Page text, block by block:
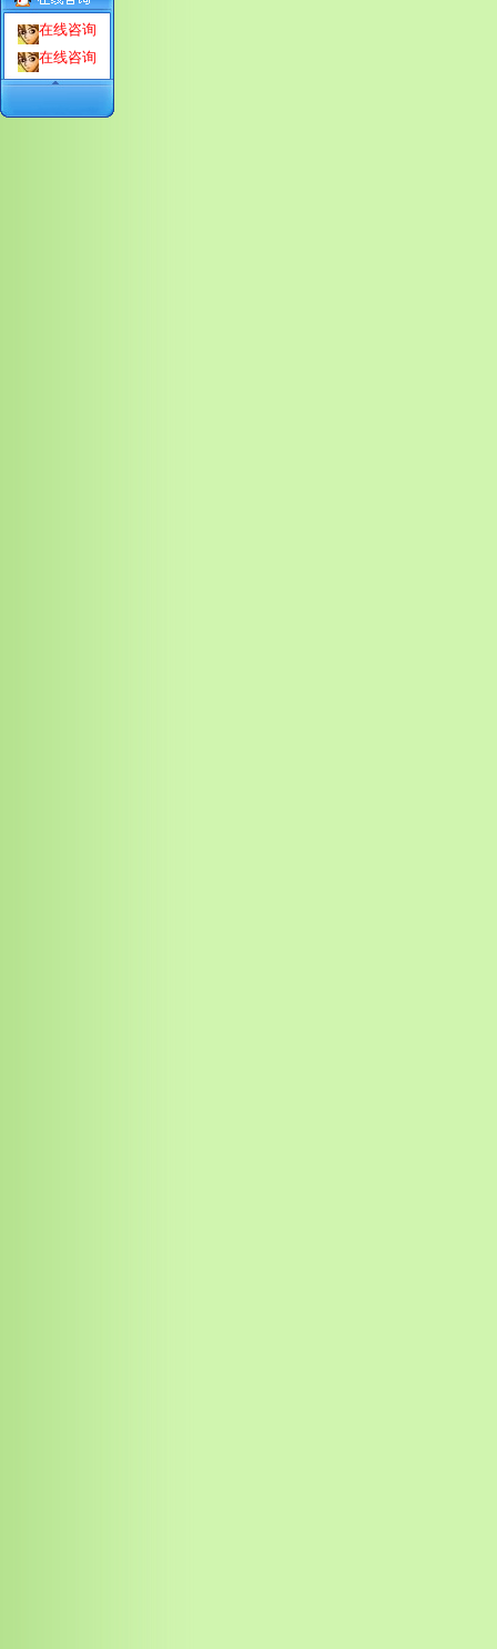
在线咨询
在线咨询